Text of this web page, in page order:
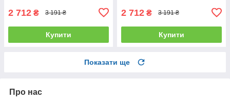
2 712 ₴ 3 191 ₴
Купити
2 712 ₴ 3 191 ₴
Купити
Показати ще
Про нас